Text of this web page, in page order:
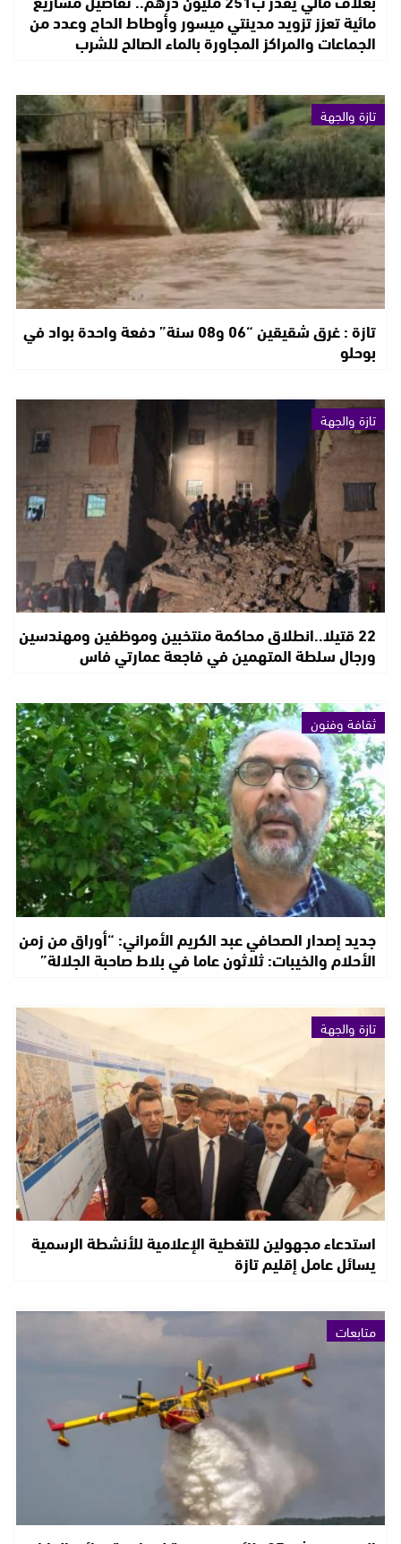
مائية تعزز تزويد مدينتي ميسور وأوطاط الحاج وعدد من
الجماعات والمراكز المجاورة بالماء الصالح للشرب
تازة والجهة
تازة : غرق شقيقين “06 و08 سنة” دفعة واحدة بواد في
بوحلو
تازة والجهة
22 قتيلا..انطلاق محاكمة منتخبين وموظفين ومهندسين
ورجال سلطة المتهمين في فاجعة عمارتي فاس
ثقافة وفنون
جديد إصدار الصحافي عبد الكريم الأمراني: “أوراق من زمن
الأحلام والخيبات: ثلاثون عاما في بلاط صاحبة الجلالة”
تازة والجهة
استدعاء مجهولين للتغطية الإعلامية للأنشطة الرسمية
يسائل عامل إقليم تازة
متابعات